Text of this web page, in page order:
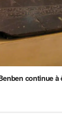
continue à